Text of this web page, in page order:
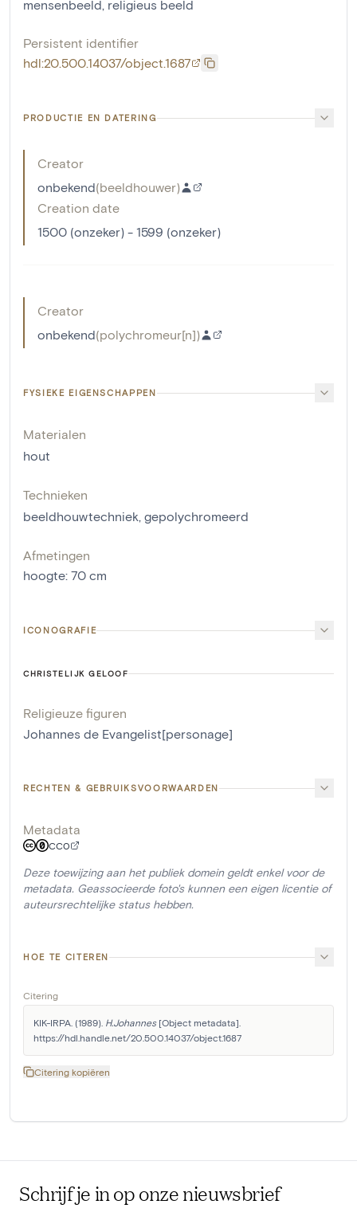
mensenbeeld, religieus beeld
Persistent identifier
hdl:20.500.14037/object.1687
PRODUCTIE EN DATERING
Creator
onbekend(beeldhouwer)
Creation date
1500 (onzeker) - 1599 (onzeker)
Creator
onbekend(polychromeur[n])
FYSIEKE EIGENSCHAPPEN
Materialen
hout
Technieken
beeldhouwtechniek, gepolychromeerd
Afmetingen
hoogte: 70 cm
ICONOGRAFIE
CHRISTELIJK GELOOF
Religieuze figuren
Johannes de Evangelist[personage]
RECHTEN & GEBRUIKSVOORWAARDEN
Metadata
CC0
Deze toewijzing aan het publiek domein geldt enkel voor de
metadata. Geassocieerde foto's kunnen een eigen licentie of
auteursrechtelijke status hebben.
HOE TE CITEREN
Citering
KIK-IRPA. (1989). H.Johannes [Object metadata].
https://hdl.handle.net/20.500.14037/object.1687
Citering kopiëren
Schrijf je in op onze nieuwsbrief